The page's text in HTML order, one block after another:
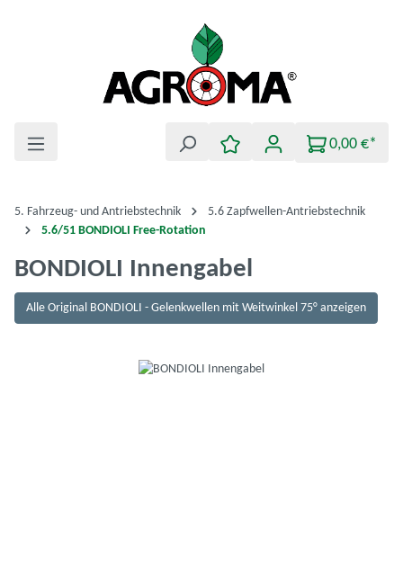
0,00 €*
5. Fahrzeug- und Antriebstechnik
5.6 Zapfwellen-Antriebstechnik
5.6/51 BONDIOLI Free-Rotation
BONDIOLI Innengabel
Alle Original BONDIOLI - Gelenkwellen mit Weitwinkel 75° anzeigen
Bildergalerie überspringen